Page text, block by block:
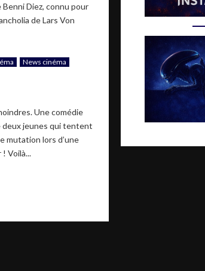
Diez, connu pour
de Lars Von
News cinéma
Une comédie
deux jeunes qui tentent
mutation lors d’une
Voilà...